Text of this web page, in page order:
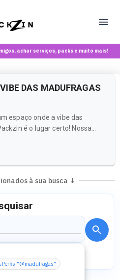
achar serviços, packs e muito mais!
DAS MADUFRAGAS
espaço onde a vibe das
é o lugar certo! Nossa
pode explorar conteúdos e
à sua busca ↓
Perfis "@madufragas"